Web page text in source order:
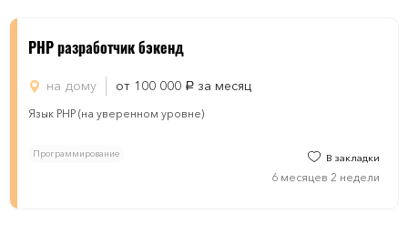
PHP разработчик бэкенд
на дому от 100 000 руб. за месяц
Язык PHP (на уверенном уровне)
Программирование В закладки
6 месяцев 2 недели